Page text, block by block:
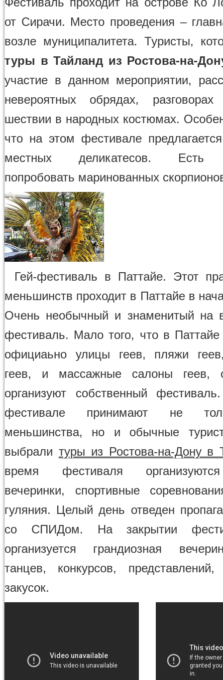
от Сирачи. Место проведения –
возле муниципалитета. Туристы,
туры в Тайланд из Ростова-на-
участие в данном мероприятии,
невероятных обрядах,
шествии в народных костюмах.
что на этом фестивале
местных деликатесов. Есть
попробовать маринованных
Гей-фестиваль в Паттайе. Этот
меньшинств проходит в Паттайе в
Очень необычный и знаменитый на
фестиваль. Мало того, что в Паттайе
официаьно улицы геев, пляжи
геев, и массажные салоны
организуют собственный
фестивале принимают не
меньшинства, но и обычные
выбрали туры из Ростова-на-Дону в
время фестиваля
вечеринки, спортивные
гуляния. Целый день отведен
со СПИДом. На закрытии
организуется грандиозная
танцев, конкурсов,
закусок.